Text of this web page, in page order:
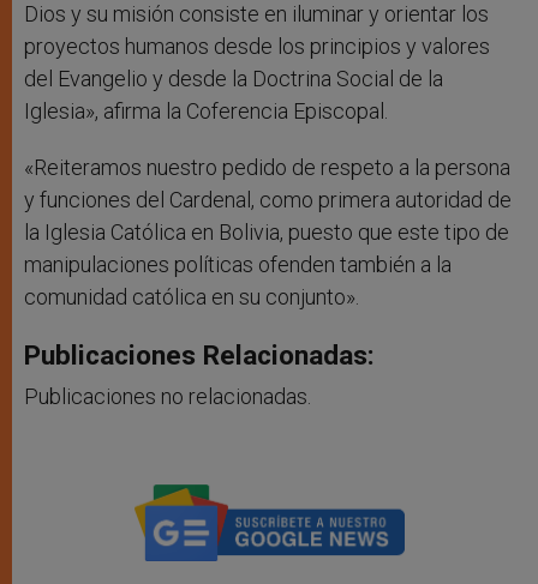
Dios y su misión consiste en iluminar y orientar los
proyectos humanos desde los principios y valores
del Evangelio y desde la Doctrina Social de la
Iglesia», afirma la Coferencia Episcopal.
«Reiteramos nuestro pedido de respeto a la persona
y funciones del Cardenal, como primera autoridad de
la Iglesia Católica en Bolivia, puesto que este tipo de
manipulaciones políticas ofenden también a la
comunidad católica en su conjunto».
Publicaciones Relacionadas:
Publicaciones no relacionadas.